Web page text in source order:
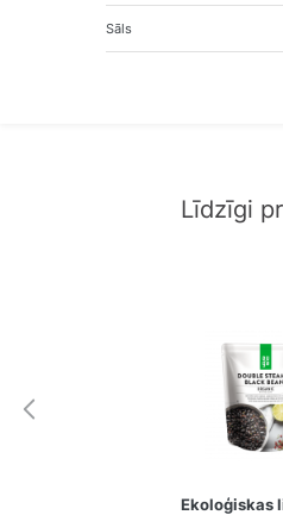
Sāls
Līdzīgi
Ekoloģiskas